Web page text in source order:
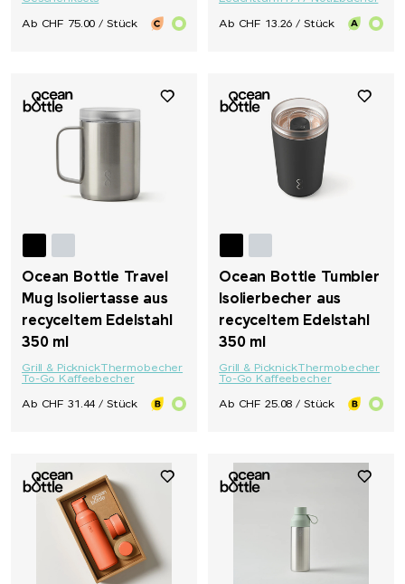
Ab CHF 75.00 / Stück
Ab CHF 13.26 / Stück
Ocean Bottle Travel
Mug Isoliertasse aus
recyceltem Edelstahl
350 ml
Grill & PicknickThermobecher
To-Go Kaffeebecher
Ab CHF 31.44 / Stück
Ocean Bottle Tumbler
Isolierbecher aus
recyceltem Edelstahl
350 ml
Grill & PicknickThermobecher
To-Go Kaffeebecher
Ab CHF 25.08 / Stück